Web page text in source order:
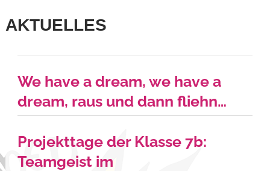
AKTUELLES
We have a dream, we have a
dream, raus und dann fliehn…
Projekttage der Klasse 7b:
Teamgeist im